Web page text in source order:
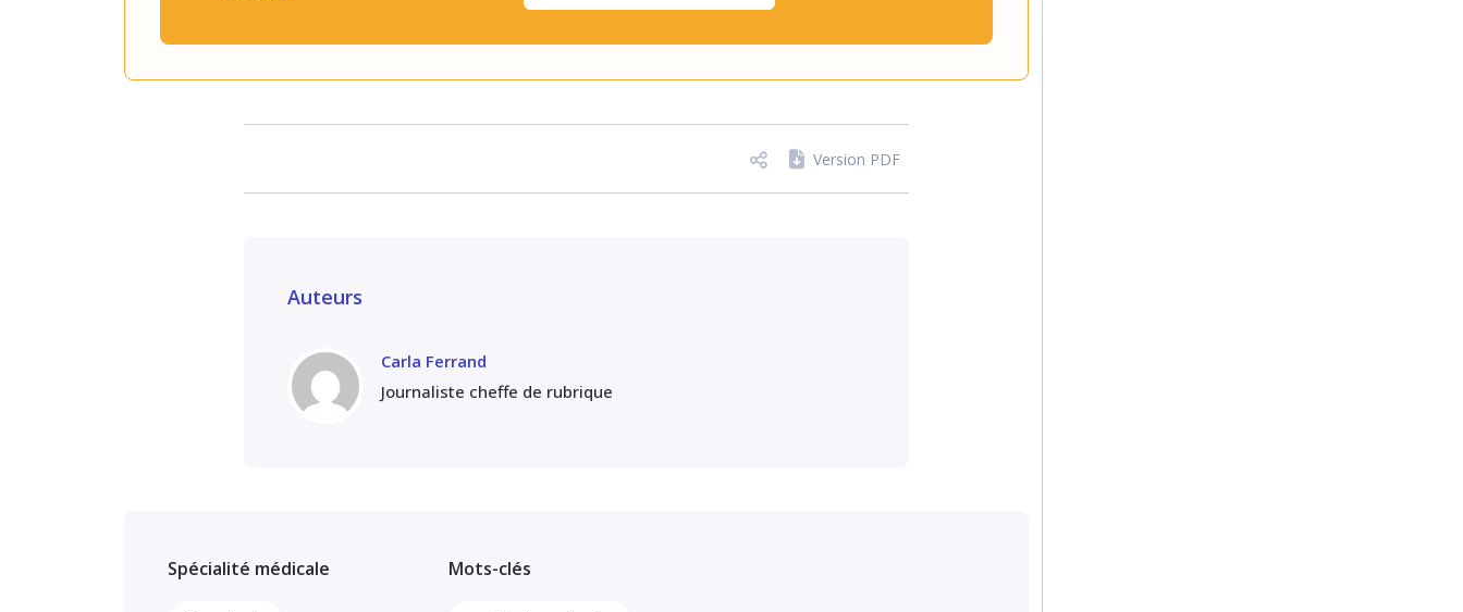
Version PDF
Auteurs
Carla Ferrand
Journaliste cheffe de rubrique
Spécialité médicale Mots-clés